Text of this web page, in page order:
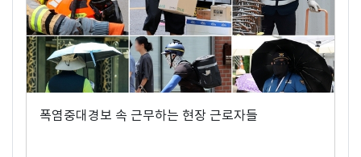
폭염중대경보 속 근무하는 현장 근로자들